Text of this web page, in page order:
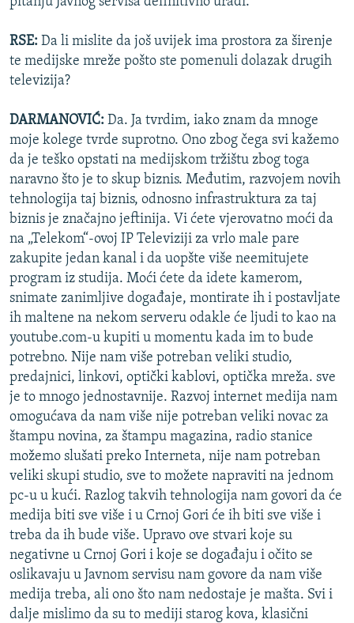
RSE: Da li mislite da još uvijek ima prostora za širenje
te medijske mreže pošto ste pomenuli dolazak drugih
televizija?
DARMANOVIĆ: Da. Ja tvrdim, iako znam da mnoge
moje kolege tvrde suprotno. Ono zbog čega svi kažemo
da je teško opstati na medijskom tržištu zbog toga
naravno što je to skup biznis. Međutim, razvojem novih
tehnologija taj biznis, odnosno infrastruktura za taj
biznis je značajno jeftinija. Vi ćete vjerovatno moći da
na „Telekom“-ovoj IP Televiziji za vrlo male pare
zakupite jedan kanal i da uopšte više neemitujete
program iz studija. Moći ćete da idete kamerom,
snimate zanimljive događaje, montirate ih i postavljate
ih maltene na nekom serveru odakle će ljudi to kao na
youtube.com-u kupiti u momentu kada im to bude
potrebno. Nije nam više potreban veliki studio,
predajnici, linkovi, optički kablovi, optička mreža. sve
je to mnogo jednostavnije. Razvoj internet medija nam
omogućava da nam više nije potreban veliki novac za
štampu novina, za štampu magazina, radio stanice
možemo slušati preko Interneta, nije nam potreban
veliki skupi studio, sve to možete napraviti na jednom
pc-u u kući. Razlog takvih tehnologija nam govori da će
medija biti sve više i u Crnoj Gori će ih biti sve više i
treba da ih bude više. Upravo ove stvari koje su
negativne u Crnoj Gori i koje se događaju i očito se
oslikavaju u Javnom servisu nam govore da nam više
medija treba, ali ono što nam nedostaje je mašta. Svi i
dalje mislimo da su to mediji starog kova, klasični